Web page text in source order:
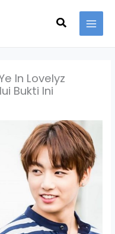
Search
In Lovelyz
Bukti Ini